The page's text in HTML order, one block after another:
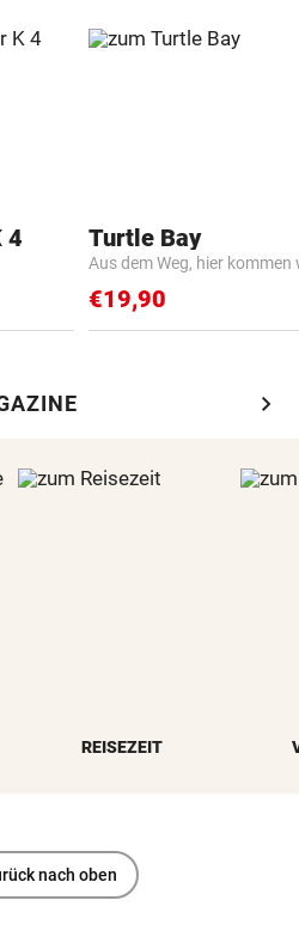
4 Turtle Bay
Aus dem Weg, hier kommen
€19,90
chevron_right
REISEZEIT
nach oben